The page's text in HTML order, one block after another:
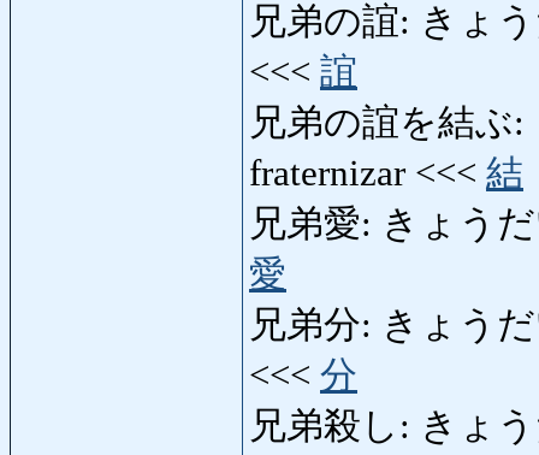
兄弟の誼: きょ
<<< 誼
兄弟の誼を結ぶ
fraternizar <<< 結
兄弟愛: きょう
愛
兄弟分: きょうだ
<<< 分
兄弟殺し: きょ